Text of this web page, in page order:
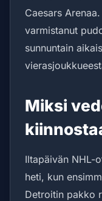
Caesars
varmistanut
sunnuntain
Miksi
Iltapäivän NHL-
heti, kun
Detroitin pakko